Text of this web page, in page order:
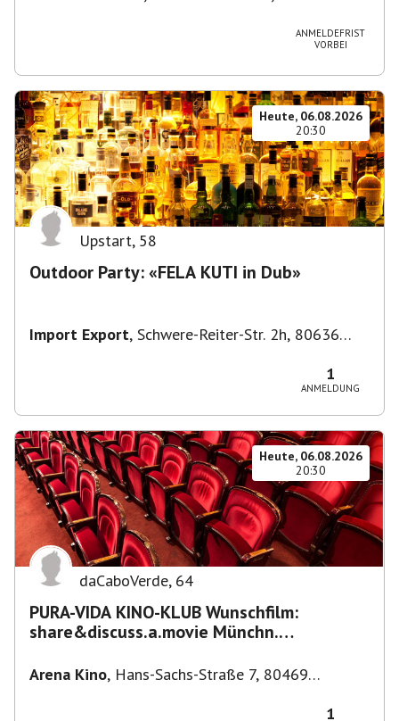
ANMELDEFRIST
VORBEI
Heute, 06.08.2026
20:30
Upstart, 58
Outdoor Party: «FELA KUTI in Dub»
Import Export, Schwere-Reiter-Str. 2h, 80636
1
ANMELDUNG
Heute, 06.08.2026
20:30
daCaboVerde, 64
PURA-VIDA KINO-KLUB Wunschfilm:
share&discuss.a.movie Münchn.
Arena Kino, Hans-Sachs-Straße 7, 80469
1